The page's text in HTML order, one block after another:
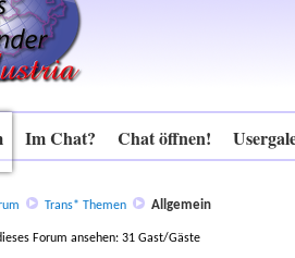
Im Chat? Chat öffnen!
Trans* Themen Allgemein
Forum ansehen: 31 Gast/Gäste